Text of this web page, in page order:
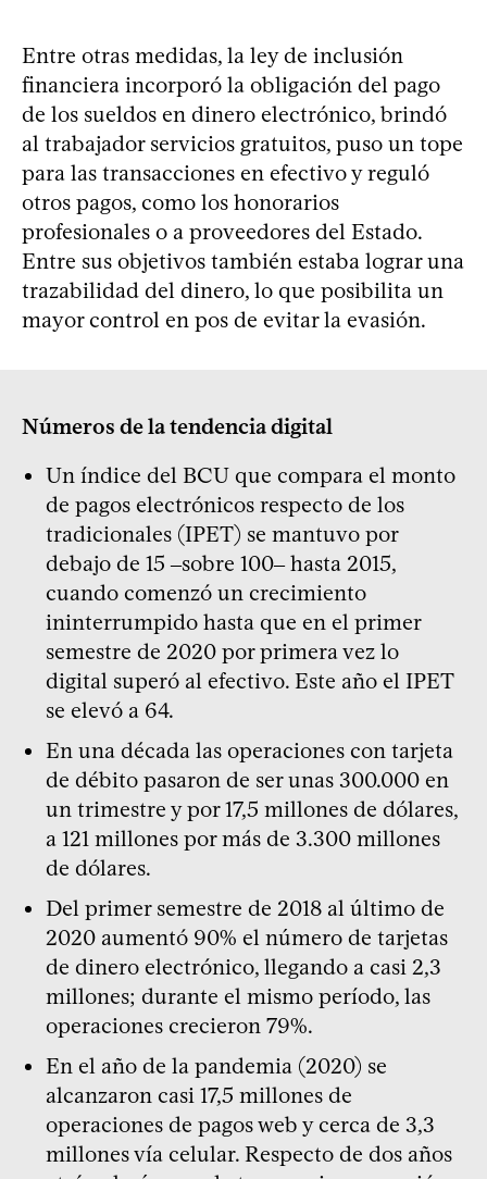
Entre otras medidas, la ley de inclusión
financiera incorporó la obligación del pago
de los sueldos en dinero electrónico, brindó
al trabajador servicios gratuitos, puso un tope
para las transacciones en efectivo y reguló
otros pagos, como los honorarios
profesionales o a proveedores del Estado.
Entre sus objetivos también estaba lograr una
trazabilidad del dinero, lo que posibilita un
mayor control en pos de evitar la evasión.
Números de la tendencia digital
Un índice del BCU que compara el monto
de pagos electrónicos respecto de los
tradicionales (IPET) se mantuvo por
debajo de 15 ‒sobre 100‒ hasta 2015,
cuando comenzó un crecimiento
ininterrumpido hasta que en el primer
semestre de 2020 por primera vez lo
digital superó al efectivo. Este año el IPET
se elevó a 64.
En una década las operaciones con tarjeta
de débito pasaron de ser unas 300.000 en
un trimestre y por 17,5 millones de dólares,
a 121 millones por más de 3.300 millones
de dólares.
Del primer semestre de 2018 al último de
2020 aumentó 90% el número de tarjetas
de dinero electrónico, llegando a casi 2,3
millones; durante el mismo período, las
operaciones crecieron 79%.
En el año de la pandemia (2020) se
alcanzaron casi 17,5 millones de
operaciones de pagos web y cerca de 3,3
millones vía celular. Respecto de dos años